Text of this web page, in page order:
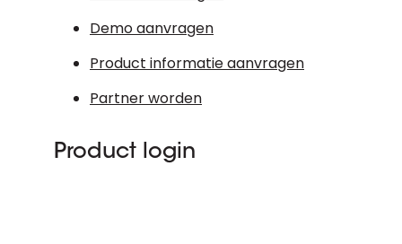
Demo aanvragen
Product informatie aanvragen
Partner worden
Product login